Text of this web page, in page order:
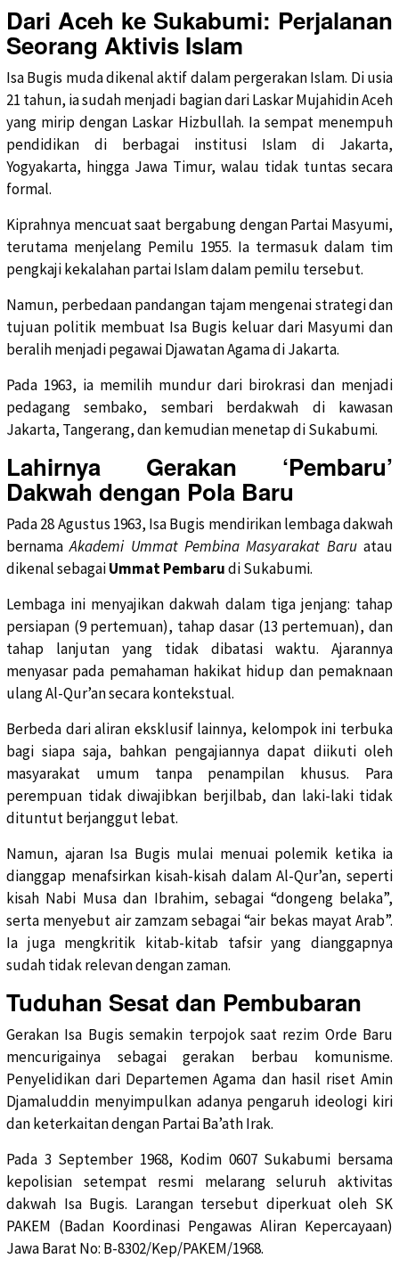
Dari Aceh ke Sukabumi: Perjalanan
Seorang Aktivis Islam
Isa Bugis muda dikenal aktif dalam pergerakan Islam. Di usia
21 tahun, ia sudah menjadi bagian dari Laskar Mujahidin Aceh
yang mirip dengan Laskar Hizbullah. Ia sempat menempuh
pendidikan di berbagai institusi Islam di Jakarta,
Yogyakarta, hingga Jawa Timur, walau tidak tuntas secara
formal.
Kiprahnya mencuat saat bergabung dengan Partai Masyumi,
terutama menjelang Pemilu 1955. Ia termasuk dalam tim
pengkaji kekalahan partai Islam dalam pemilu tersebut.
Namun, perbedaan pandangan tajam mengenai strategi dan
tujuan politik membuat Isa Bugis keluar dari Masyumi dan
beralih menjadi pegawai Djawatan Agama di Jakarta.
Pada 1963, ia memilih mundur dari birokrasi dan menjadi
pedagang sembako, sembari berdakwah di kawasan
Jakarta, Tangerang, dan kemudian menetap di Sukabumi.
Lahirnya Gerakan ‘Pembaru’
Dakwah dengan Pola Baru
Pada 28 Agustus 1963, Isa Bugis mendirikan lembaga dakwah
bernamaAkademi Ummat Pembina Masyarakat Baruatau
dikenal sebagaiUmmat Pembarudi Sukabumi.
Lembaga ini menyajikan dakwah dalam tiga jenjang: tahap
persiapan (9 pertemuan), tahap dasar (13 pertemuan), dan
tahap lanjutan yang tidak dibatasi waktu. Ajarannya
menyasar pada pemahaman hakikat hidup dan pemaknaan
ulang Al-Qur’an secara kontekstual.
Berbeda dari aliran eksklusif lainnya, kelompok ini terbuka
bagi siapa saja, bahkan pengajiannya dapat diikuti oleh
masyarakat umum tanpa penampilan khusus. Para
perempuan tidak diwajibkan berjilbab, dan laki-laki tidak
dituntut berjanggut lebat.
Namun, ajaran Isa Bugis mulai menuai polemik ketika ia
dianggap menafsirkan kisah-kisah dalam Al-Qur’an, seperti
kisah Nabi Musa dan Ibrahim, sebagai “dongeng belaka”,
serta menyebut air zamzam sebagai “air bekas mayat Arab”.
Ia juga mengkritik kitab-kitab tafsir yang dianggapnya
sudah tidak relevan dengan zaman.
Tuduhan Sesat dan Pembubaran
Gerakan Isa Bugis semakin terpojok saat rezim Orde Baru
mencurigainya sebagai gerakan berbau komunisme.
Penyelidikan dari Departemen Agama dan hasil riset Amin
Djamaluddin menyimpulkan adanya pengaruh ideologi kiri
dan keterkaitan dengan Partai Ba’ath Irak.
Pada 3 September 1968, Kodim 0607 Sukabumi bersama
kepolisian setempat resmi melarang seluruh aktivitas
dakwah Isa Bugis. Larangan tersebut diperkuat oleh SK
PAKEM (Badan Koordinasi Pengawas Aliran Kepercayaan)
Jawa Barat No: B-8302/Kep/PAKEM/1968.